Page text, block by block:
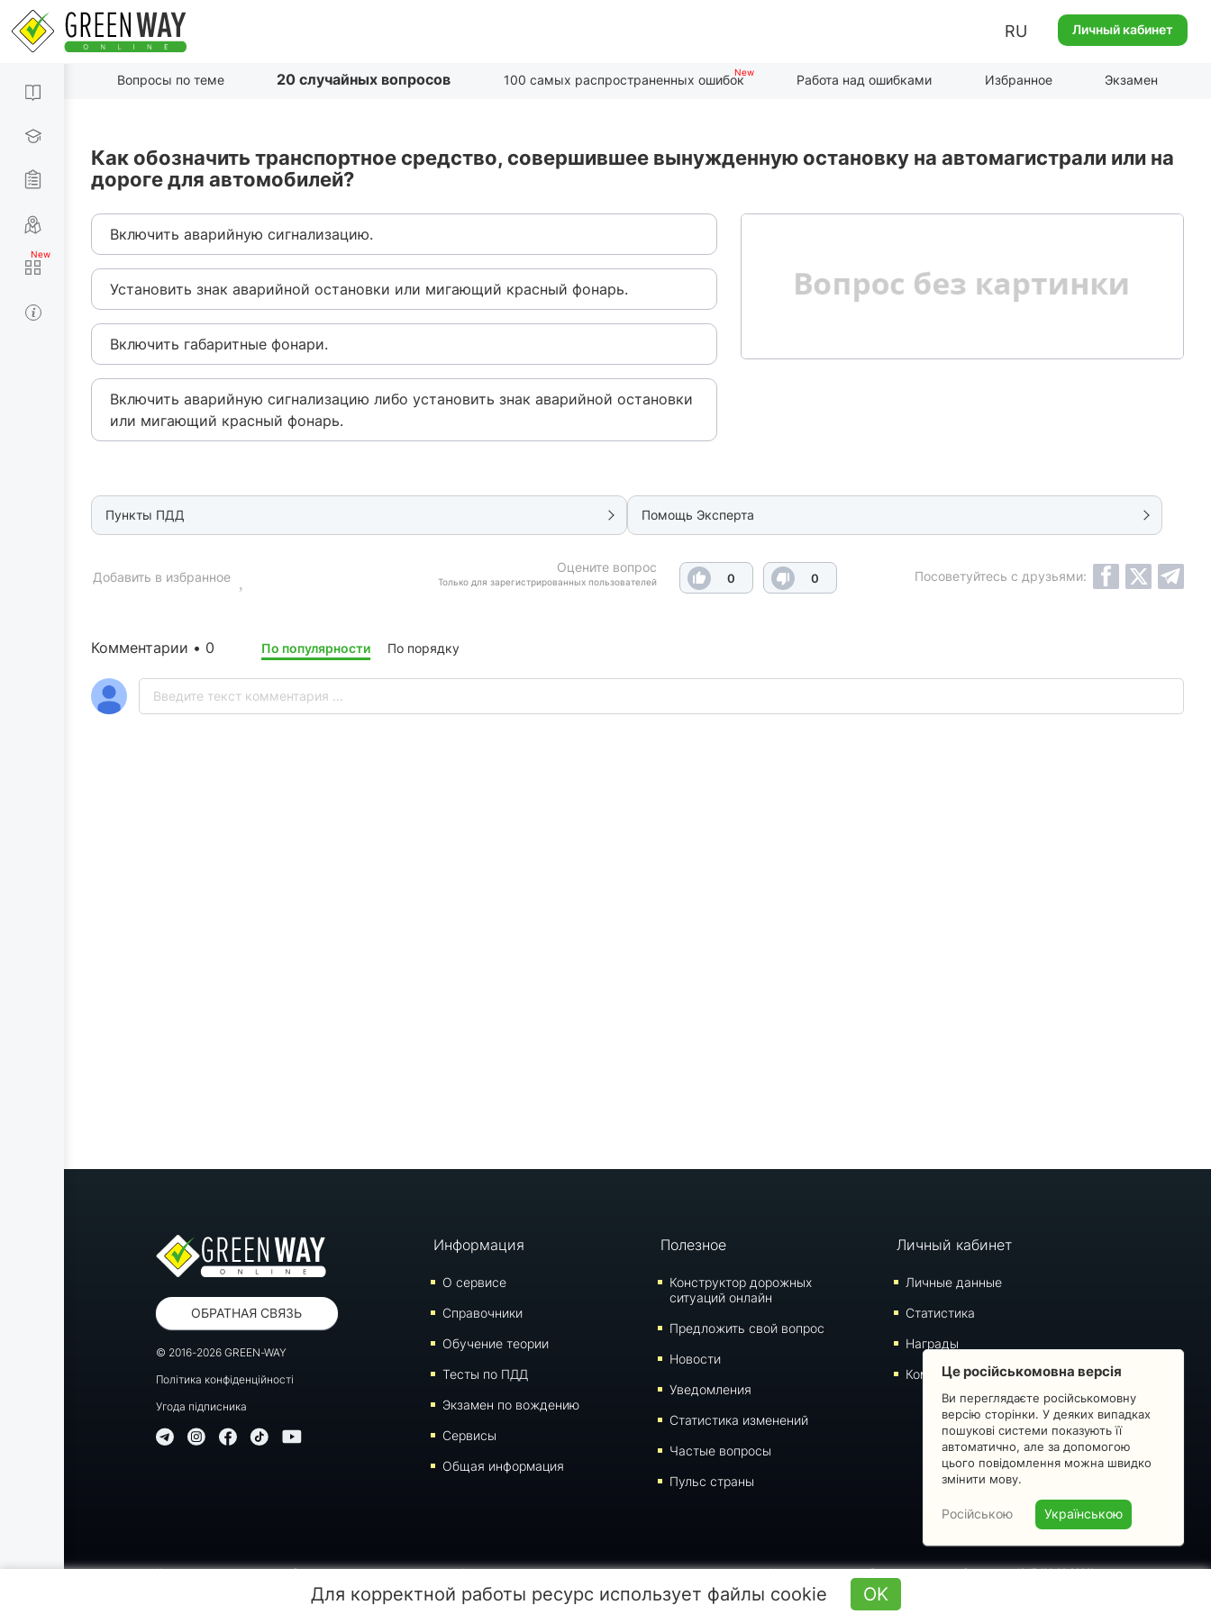
RU Личный кабинет
Вопросы по теме 20 случайных вопросов 100 самых распространенных ошибок Работа над ошибками Избранное Экзамен
Как обозначить транспортное средство, совершившее вынужденную остановку на автомагистрали или на
дороге для автомобилей?
Включить аварийную сигнализацию.
Установить знак аварийной остановки или мигающий красный фонарь.
Включить габаритные фонари.
Включить аварийную сигнализацию либо установить знак аварийной остановки
или мигающий красный фонарь.
Пункты ПДД Помощь Эксперта
Оцените вопрос
Только для зарегистрированных пользователей 0 0
Добавить в избранное Посоветуйтесь с друзьями:
Комментарии • 0 По популярности По порядку
ОБРАТНАЯ СВЯЗЬ
© 2016-2026 GREEN-WAY
Політика конфіденційності
Угода підписника
Информация
О сервисе
Справочники
Обучение теории
Тесты по ПДД
Экзамен по вождению
Сервисы
Общая информация
Полезное
Конструктор дорожных
ситуаций онлайн
Предложить свой вопрос
Новости
Уведомления
Статистика изменений
Частые вопросы
Пульс страны
Личный кабинет
Личные данные
Статистика
Награды
Комментарии
Копирование, перепечатка либо использование материалов данной страницы для воспроизведения, переноса на другие носители информации запрещено. Время последнего обновления: 10:17 (06.08.2026)
Це російськомовна версія
Ви переглядаєте російськомовну
версію сторінки. У деяких випадках
пошукові системи показують її
автоматично, але за допомогою
цього повідомлення можна швидко
змінити мову.
Російською Українською
Для корректной работы ресурс использует файлы cookie OK